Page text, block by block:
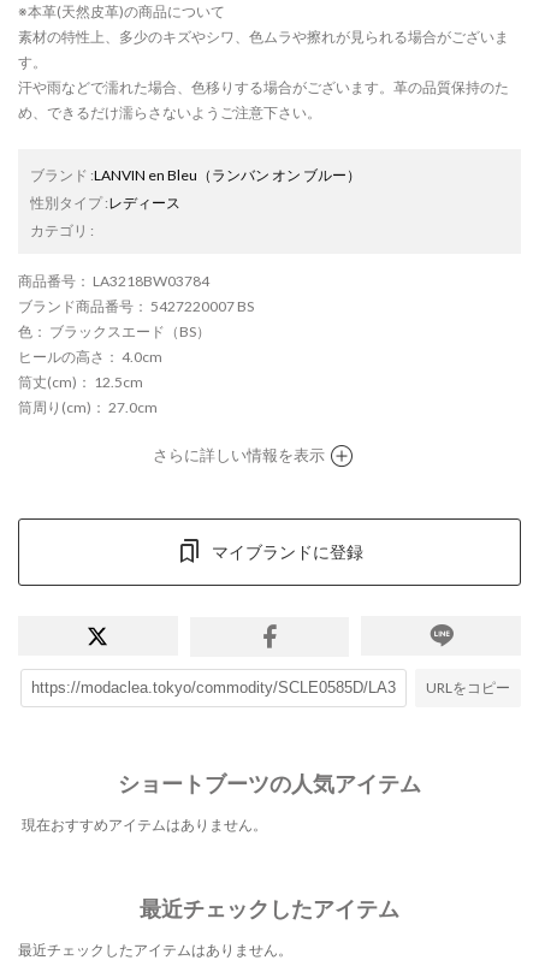
※本革(天然皮革)の商品について
素材の特性上、多少のキズやシワ、色ムラや擦れが見られる場合がございま
す。
汗や雨などで濡れた場合、色移りする場合がございます。革の品質保持のた
め、できるだけ濡らさないようご注意下さい。
ブランド :LANVIN en Bleu （ランバン オン ブルー）
性別タイプ:レディース
カテゴリ :
商品番号 ： LA3218BW03784
ブランド商品番号 ： 5427220007 BS
色 ： ブラックスエード（BS）
ヒールの高さ ： 4.0cm
筒丈(cm) ： 12.5cm
筒周り(cm) ： 27.0cm
さらに詳しい情報を表示
マイブランドに登録
URLをコピー
ショートブーツの人気アイテム
現在おすすめアイテムはありません。
最近チェックしたアイテム
最近チェックしたアイテムはありません。